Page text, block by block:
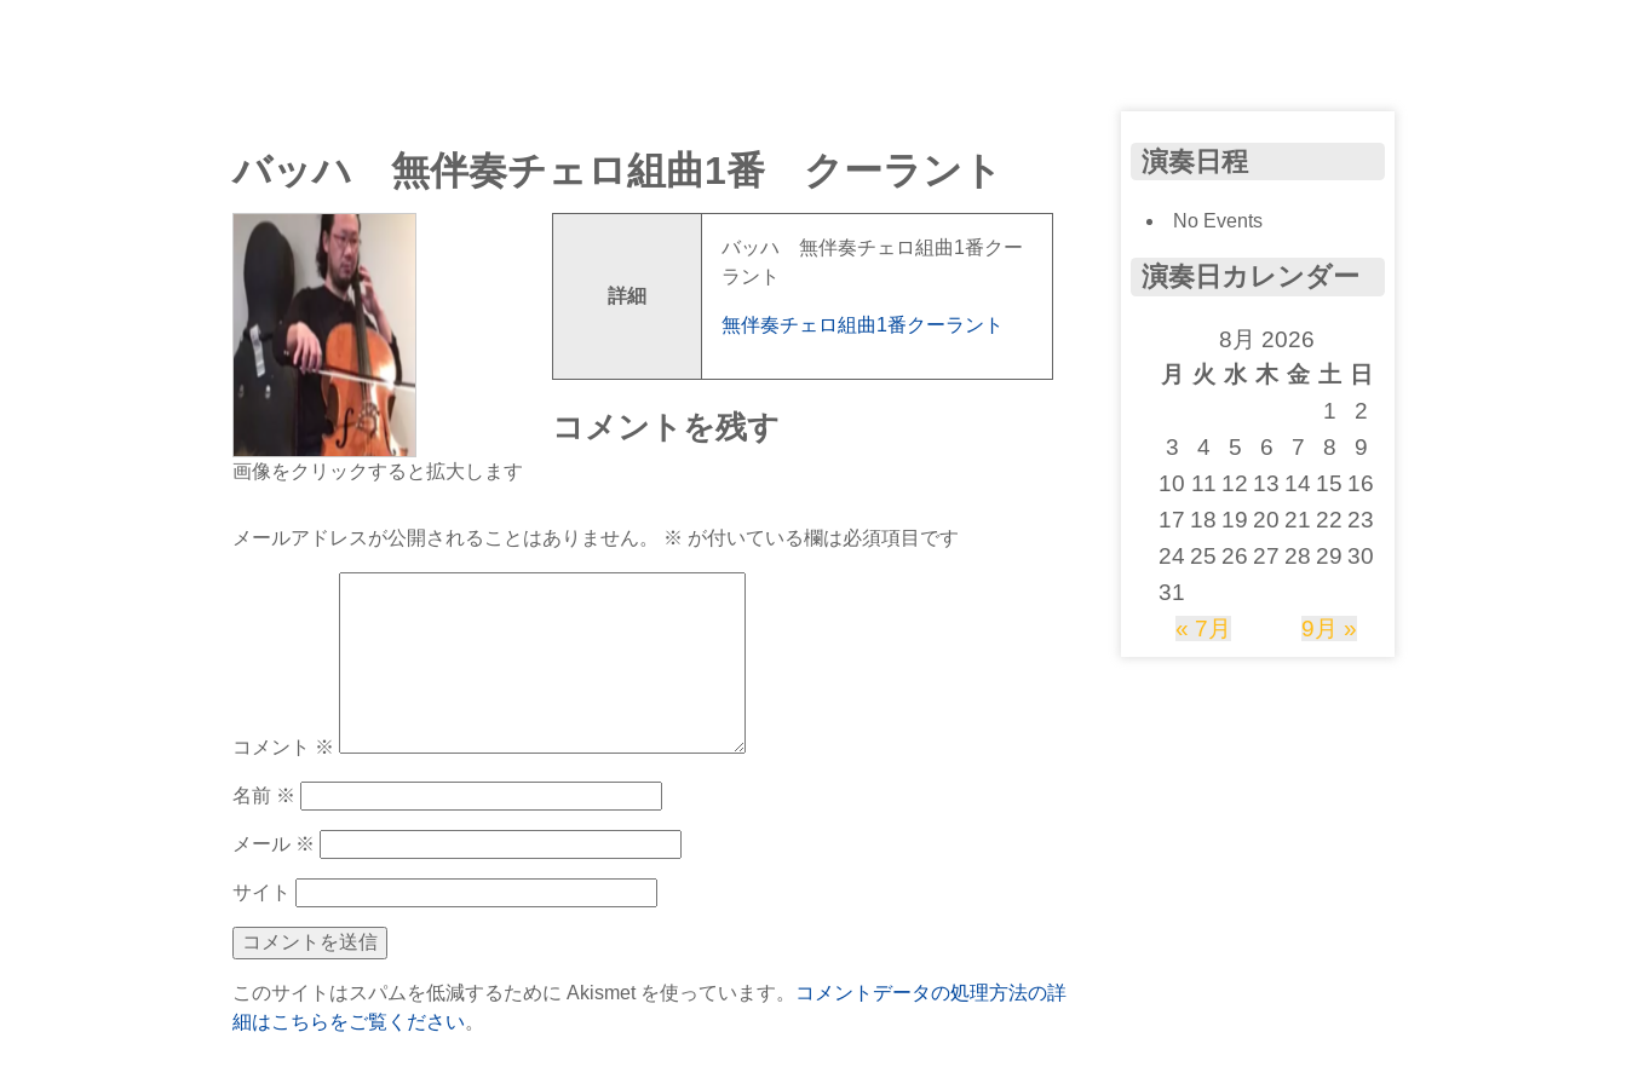
バッハ 無伴奏チェロ組曲1番 クーラント
画像をクリックすると拡大します
詳細
バッハ 無伴奏チェロ組曲1番クー
ラント
無伴奏チェロ組曲1番クーラント
コメントを残す
メールアドレスが公開されることはありません。 ※ が付いている欄は必須項目です
コメント ※
名前 ※
メール ※
サイト
このサイトはスパムを低減するために Akismet を使っています。
コメントデータの処理方法の詳
細はこちらをご覧ください。
演奏日程
No Events
演奏日カレンダー
8月 2026
月
火 水 木 金 土 日
1
2
3
4 5 6 7 8
9
10 11 12 13 14 15 16
17 18 19 20 21 22 23
24 25 26 27 28 29 30
31
« 7月
9月 »